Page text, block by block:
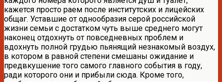
кажется просто раем после институтских и лицейских
общаг. Уставшие от однообразия серой российской
жизни семьи с достатком чуть выше среднего могут
наконец отдохнуть от повседневных проблем и
вдохнуть полной грудью пьянящий незнакомый воздух,
в котором в равной степени смешаны ожидание и
предвкушение того самого главного события в году,
ради которого они и прибыли сюда. Кроме того,